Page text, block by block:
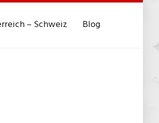
– Schweiz Blog